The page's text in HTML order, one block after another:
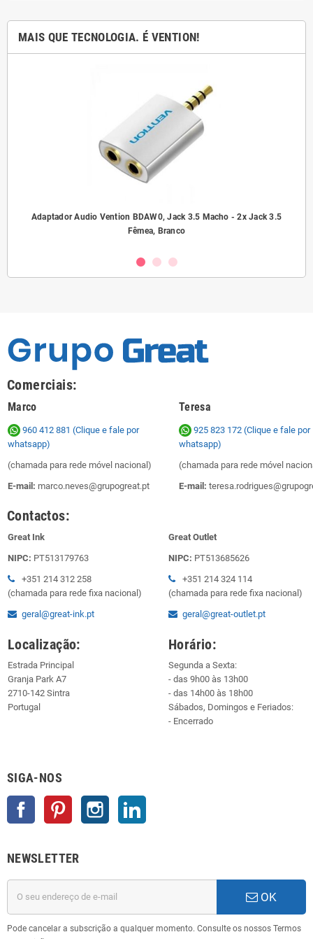
MAIS QUE TECNOLOGIA. É VENTION!
Adaptador Audio Vention BDAW0, Jack 3.5 Macho - 2x Jack 3.5
Fêmea, Branco
Comerciais:
Marco Teresa
960 412 881 (Clique e fale por
whatsapp)
(chamada para rede móvel nacional)
E-mail: marco.neves@grupogreat.pt
925 823 172 (Clique e fale por
whatsapp)
(chamada para rede móvel
E-mail:
Contactos:
Great Ink
NIPC: PT513179763
+351 214 312 258
(chamada para rede fixa nacional)
geral@great-ink.pt
Great Outlet
NIPC: PT513685626
+351 214 324 114
(chamada para rede fixa nacional)
geral@great-outlet.pt
Localização:
Estrada Principal
Granja Park A7
2710-142 Sintra
Portugal
Horário:
Segunda a Sexta:
- das 9h00 às 13h00
- das 14h00 às 18h00
Sábados, Domingos e Feriados:
- Encerrado
SIGA-NOS
Facebook Pinterest Instagram
NEWSLETTER
OK
Pode cancelar a subscrição a qualquer momento. Consulte os nossos Termos